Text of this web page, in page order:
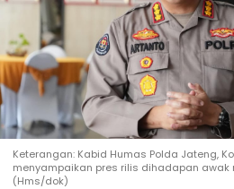
Keterangan: Kabid Humas Polda Jateng,
menyampaikan pres rilis dihadapan awak
(Hms/dok)